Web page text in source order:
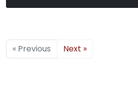
« Previous Next »